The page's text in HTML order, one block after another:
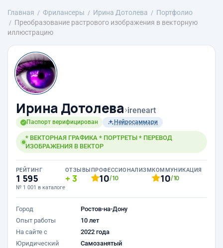
Главная Фрилансеры Ирина Дотолева
Портфолио
Преобразование растрового изображения в векторную
иллюстрацию
Ирина Дотолева›ireneart
Паспорт верифицирован Нейросаммари
* ВЕКТОРНАЯ ГРАФИКА * ПОРТРЕТЫ * ПЕРЕВОД
ИЗОБРАЖЕНИЯ В ВЕКТОР
РЕЙТИНГ
1 595
№ 1 001 в каталоге
ОТЗЫВЫ
3
ПРОФЕССИОНАЛИЗМ
10/10
КОММУНИКАЦИЯ
10/10
Город
Ростов-на-Дону
Опыт работы
10 лет
На сайте с
2022 года
Юридический
Самозанятый